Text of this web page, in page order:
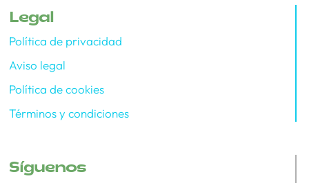
Legal
Política de privacidad
Aviso legal
Política de cookies
Términos y condiciones
Síguenos